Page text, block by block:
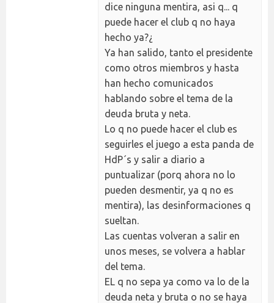
dice ninguna mentira, asi q... q
puede hacer el club q no haya
hecho ya?¿
Ya han salido, tanto el presidente
como otros miembros y hasta
han hecho comunicados
hablando sobre el tema de la
deuda bruta y neta.
Lo q no puede hacer el club es
seguirles el juego a esta panda de
HdP´s y salir a diario a
puntualizar (porq ahora no lo
pueden desmentir, ya q no es
mentira), las desinformaciones q
sueltan.
Las cuentas volveran a salir en
unos meses, se volvera a hablar
del tema.
EL q no sepa ya como va lo de la
deuda neta y bruta o no se haya